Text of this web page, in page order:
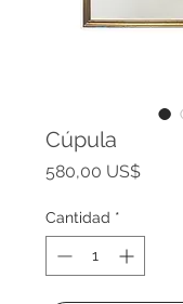
Cúpula
580,00 US$Precio
Cantidad *